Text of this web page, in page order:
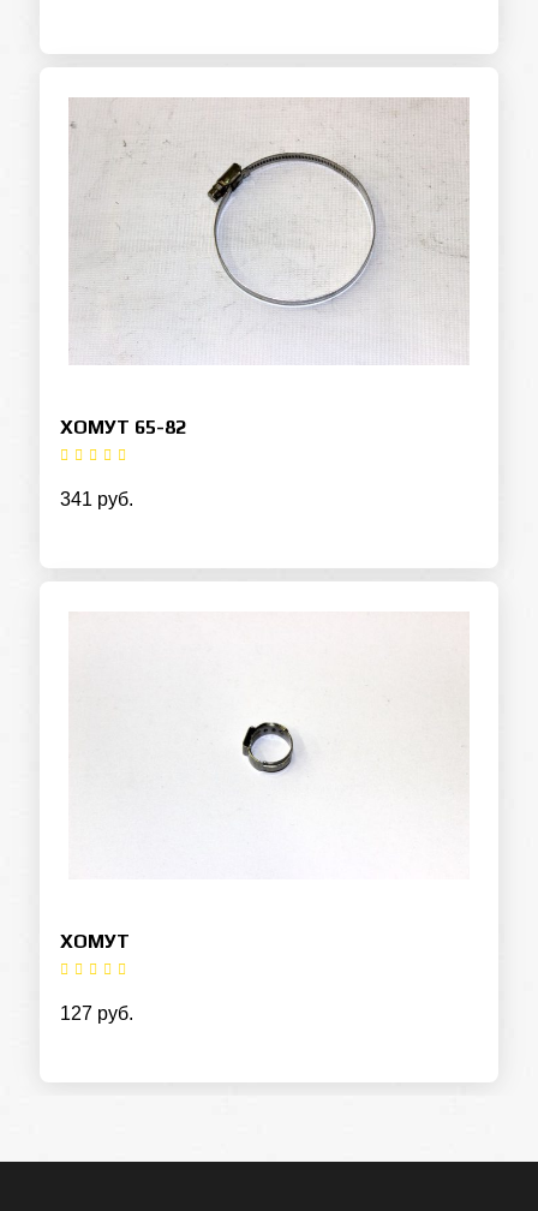
ХОМУТ 65-82
341 руб.
ХОМУТ
127 руб.